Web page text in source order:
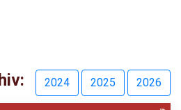
2024 2025 2026